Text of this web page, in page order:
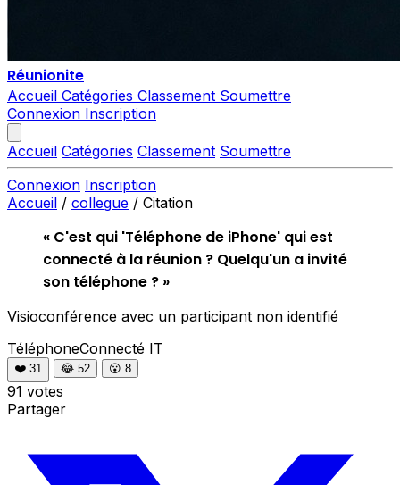
Réunionite
Accueil Catégories Classement Soumettre
Connexion Inscription
Accueil Catégories Classement Soumettre
Connexion Inscription
Accueil / collegue / Citation
« C'est qui 'Téléphone de iPhone' qui est
connecté à la réunion ? Quelqu'un a invité
son téléphone ? »
Visioconférence avec un participant non identifié
TéléphoneConnecté IT
❤️ 31 😂 52 😮 8
91 votes
Partager